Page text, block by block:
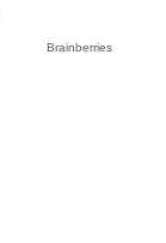
Brainberries